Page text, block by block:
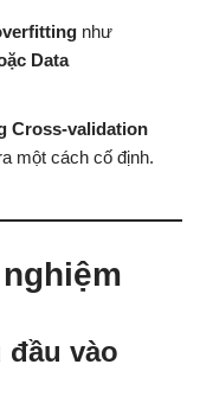
như
Data
Cross-validation
một cách cố định.
vào